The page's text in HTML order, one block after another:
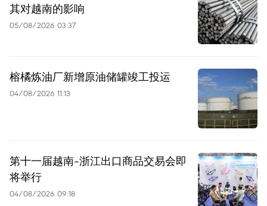
其对越南的影响
05/08/2026 03:37
榕橘炼油厂新增原油储罐竣工投运
04/08/2026 11:13
第十一届越南-浙江出口商品交易会即
将举行
04/08/2026 09:18